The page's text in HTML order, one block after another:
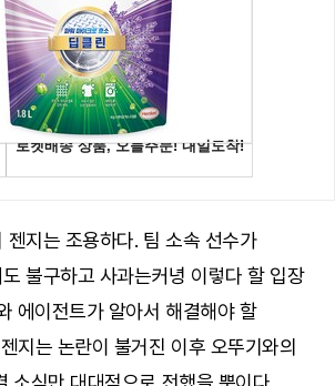
젠지는 조용하다. 팀 소속 선수가
불구하고 사과는커녕 이렇다 할 입장
에이전트가 알아서 해결해야 할
지는 논란이 불거진 이후 오뚜기와의